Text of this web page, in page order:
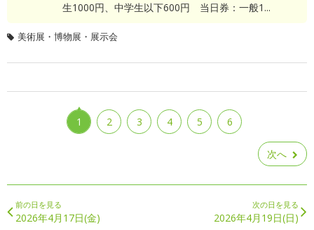
生1000円、中学生以下600円 当日券：一般1...
美術展・博物展・展示会
1 2 3 4 5 6
次へ
前の日を見る
2026年4月17日(金)
次の日を見る
2026年4月19日(日)